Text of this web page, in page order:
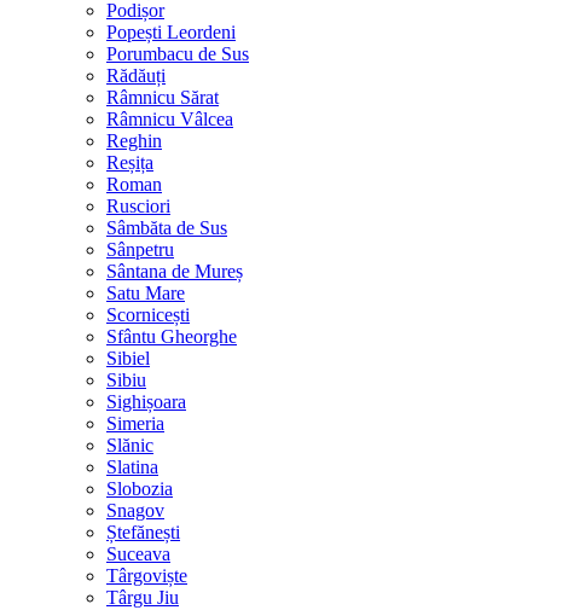
Podișor
Popești Leordeni
Porumbacu de Sus
Rădăuți
Râmnicu Sărat
Râmnicu Vâlcea
Reghin
Reșița
Roman
Rusciori
Sâmbăta de Sus
Sânpetru
Sântana de Mureș
Satu Mare
Scornicești
Sfântu Gheorghe
Sibiel
Sibiu
Sighișoara
Simeria
Slănic
Slatina
Slobozia
Snagov
Ștefănești
Suceava
Târgoviște
Târgu Jiu